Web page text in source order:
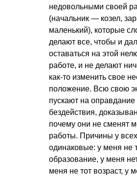
недовольными своей
(начальник — козел,
маленький), которые
делают все, чтобы и
оставаться на этой
работе, и не делают
как-то изменить свое
положение. Всю свою
пускают на оправдание
бездействия,
почему они не сменят
работы. Причины у всех
одинаковые: у меня не
образование, у меня
меня не тот возраст, у